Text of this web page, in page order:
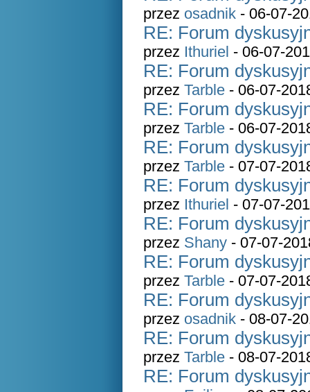
przez osadnik - 06-07-
RE: Forum
przez Ithuriel - 06-07-
RE: Forum
przez Tarble - 06-07-
RE: Forum
przez Tarble - 06-07-
RE: Forum
przez Tarble - 07-07-
RE: Forum
przez Ithuriel - 07-07-
RE: Forum
przez Shany - 07-07-
RE: Forum
przez Tarble - 07-07-
RE: Forum
przez osadnik - 08-07-
RE: Forum
przez Tarble - 08-07-
RE: Forum